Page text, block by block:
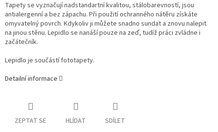
Tapety se vyznačují nadstandartní kvalitou, stálobarevností, jsou
antialergenní a bez zápachu. Při použití ochranného nátěru získáte
omyvatelný povrch. Kdykoliv ji můžete snadno sundat a znovu nalepit
na jinou stěnu. Lepidlo se nanáší pouze na zeď, tudíž práci zvládne i
začátečník.
Lepidlo je součástí fototapety.
Detailní informace
ZEPTAT SE HLÍDAT SDÍLET